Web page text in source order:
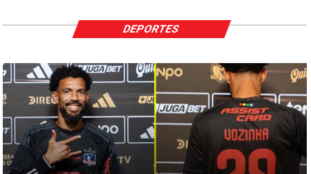
DEPORTES